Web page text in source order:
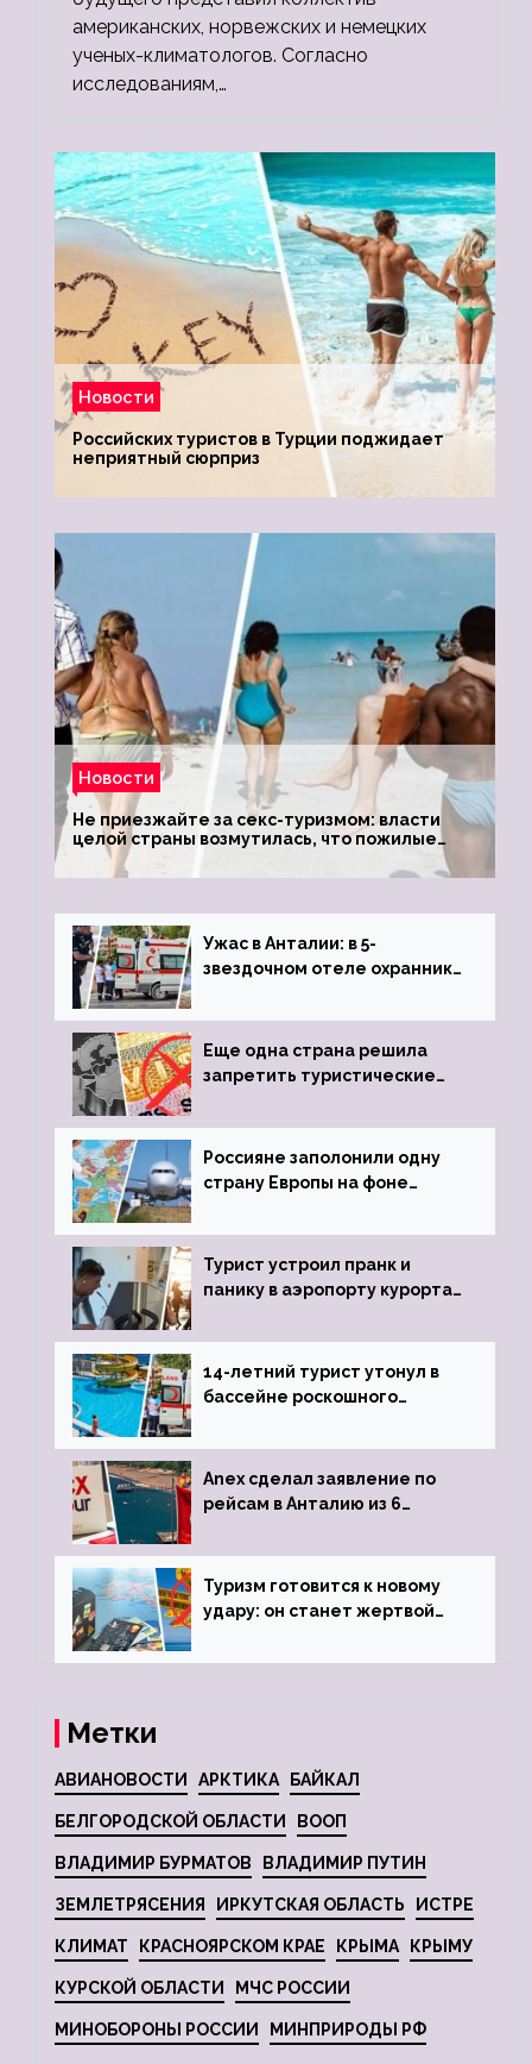
американских, норвежских и немецких
ученых-климатологов. Согласно
исследованиям,…
Новости
Российских туристов в Турции поджидает
неприятный сюрприз
Новости
Не приезжайте за секс-туризмом: власти
целой страны возмутилась, что пожилые
туристки массово едут к ним, чтобы
обзавестись молодыми любовниками
Ужас в Анталии: в 5-
звездочном отеле охранник
пистолета
Еще одна страна решила
запретить туристические
Россияне заполонили одну
страну Европы на фоне
виз
Турист устроил пранк и
панику в аэропорту курорта,
задержке рейса
14-летний турист утонул в
бассейне роскошного
Anex сделал заявление по
рейсам в Анталию из 6
Туризм готовится к новому
удару: он станет жертвой
Метки
АВИАНОВОСТИ АРКТИКА БАЙКАЛ
БЕЛГОРОДСКОЙ ОБЛАСТИ ВООП
ВЛАДИМИР БУРМАТОВ ВЛАДИМИР ПУТИН
ЗЕМЛЕТРЯСЕНИЯ ИРКУТСКАЯ ОБЛАСТЬ ИСТРЕ
КЛИМАТ КРАСНОЯРСКОМ КРАЕ КРЫМА КРЫМУ
КУРСКОЙ ОБЛАСТИ МЧС РОССИИ
МИНОБОРОНЫ РОССИИ МИНПРИРОДЫ РФ